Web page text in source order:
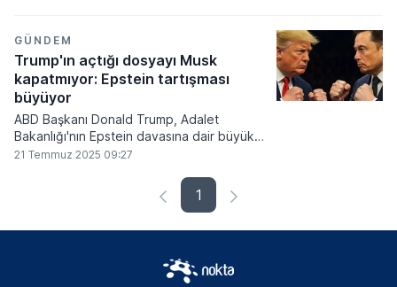
GÜNDEM
Trump'ın açtığı dosyayı Musk
kapatmıyor: Epstein tartışması
büyüyor
ABD Başkanı Donald Trump, Adalet
Bakanlığı'nın Epstein davasına dair büyük
jüri ifadelerini yayınlamaya yönelik resmi
açıklanmasının kamuoyundaki
memnuniyetsizliği sona erdirmeyeceğini
21 Temmuz 2025 09:27
1